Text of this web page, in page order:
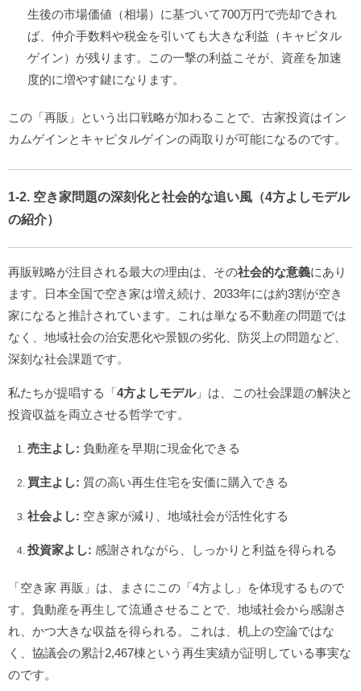
生後の市場価値（相場）に基づいて700万円で売却できれ
ば、仲介手数料や税金を引いても大きな利益（キャピタル
ゲイン）が残ります。この一撃の利益こそが、資産を加速
度的に増やす鍵になります。
この「再販」という出口戦略が加わることで、古家投資はイン
カムゲインとキャピタルゲインの両取りが可能になるのです。
1-2. 空き家問題の深刻化と社会的な追い風（4方よしモデル
の紹介）
再販戦略が注目される最大の理由は、その社会的な意義にあり
ます。日本全国で空き家は増え続け、2033年には約3割が空き
家になると推計されています。これは単なる不動産の問題では
なく、地域社会の治安悪化や景観の劣化、防災上の問題など、
深刻な社会課題です。
私たちが提唱する「4方よしモデル」は、この社会課題の解決と
投資収益を両立させる哲学です。
売主よし: 負動産を早期に現金化できる
買主よし: 質の高い再生住宅を安価に購入できる
社会よし: 空き家が減り、地域社会が活性化する
投資家よし: 感謝されながら、しっかりと利益を得られる
「空き家 再販」は、まさにこの「4方よし」を体現するもので
す。負動産を再生して流通させることで、地域社会から感謝さ
れ、かつ大きな収益を得られる。これは、机上の空論ではな
く、協議会の累計2,467棟という再生実績が証明している事実な
のです。